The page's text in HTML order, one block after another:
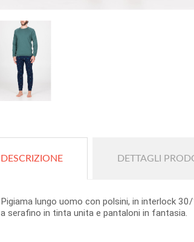
DESCRIZIONE DETTAGLI
Pigiama lungo uomo con polsini, in interlock
a serafino in tinta unita e pantaloni in fantasia.